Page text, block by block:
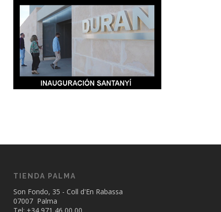
TIENDA PALMA
Son Fondo, 35 - Coll d'En Rabassa
07007 Palma